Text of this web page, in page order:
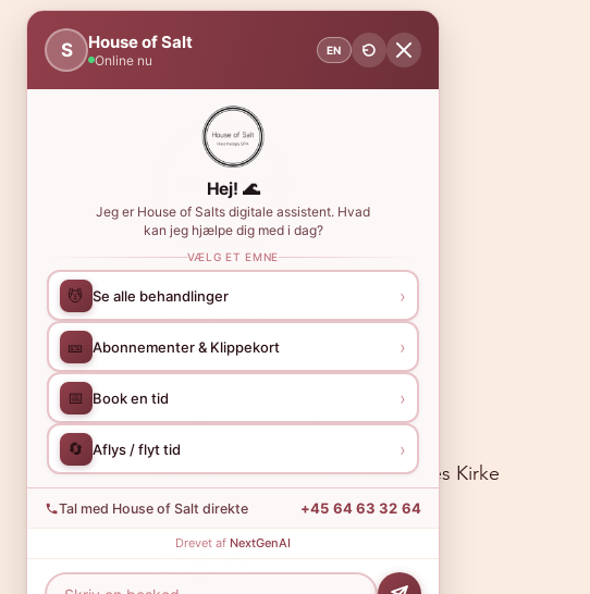
Åbningstider:
Mandag -Lørdag 10-18
Søndag 10-16
info@houseofsalt.dk
Parkering i P-Hus /Sankt Johannes Kirke
S House of Salt
Online nu
EN
Hej! 🌊
Jeg er House of Salts digitale assistent. Hvad
kan jeg hjælpe dig med i dag?
VÆLG ET EMNE
💆 Se alle behandlinger ›
🎫 Abonnementer & Klippekort ›
📅 Book en tid ›
🔄 Aflys / flyt tid ›
Tal med House of Salt direkte +45 64 63 32 64
Drevet af NextGenAI